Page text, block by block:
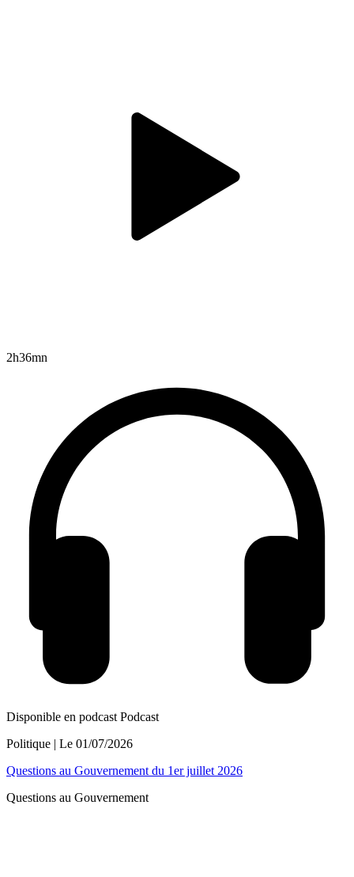
2h36mn
Disponible en podcast Podcast
Politique | Le 01/07/2026
Questions au Gouvernement du 1er juillet 2026
Questions au Gouvernement